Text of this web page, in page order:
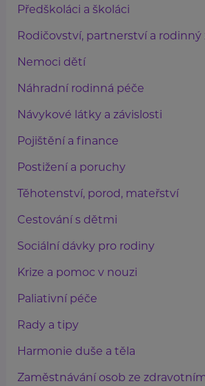
Předškoláci a školáci
Rodičovství, partnerství a rodinný
Nemoci dětí
Náhradní rodinná péče
Návykové látky a závislosti
Pojištění a finance
Postižení a poruchy
Těhotenství, porod, mateřství
Cestování s dětmi
Sociální dávky pro rodiny
Krize a pomoc v nouzi
Paliativní péče
Rady a tipy
Harmonie duše a těla
Zaměstnávání osob ze